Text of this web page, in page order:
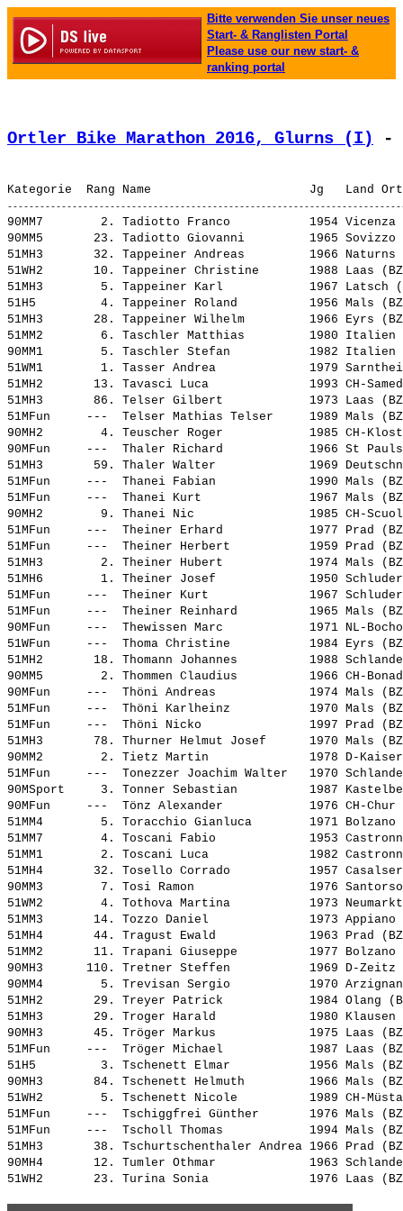
Bitte verwenden Sie unser neues
Start- & Ranglisten Portal
Please use our new start- &
ranking portal
Ortler Bike Marathon 2016, Glurns (I) -
90MM7        2. Tadiotto Franco
1954
90MM5       23. Tadiotto Giovanni
1965
51MH3       32. Tappeiner Andreas
1966
51WH2       10. Tappeiner Christine
1988 Laas
51MH3        5. Tappeiner Karl
1967
51H5         4. Tappeiner Roland
1956
51MH3       28. Tappeiner Wilhelm
1966
51MM2        6. Taschler Matthias
1980
90MM1        5. Taschler Stefan
1982
51WM1        1. Tasser Andrea
1979
51MH2       13. Tavasci Luca
1993 CH-
51MH3       86. Telser Gilbert
1973
51MFun     --- Telser Mathias Telser
1989
90MH2        4. Teuscher Roger
1985 CH-
90MFun     --- Thaler Richard
1966 St
51MH3       59. Thaler Walter
1969
51MFun     --- Thanei Fabian
1990
51MFun     --- Thanei Kurt
1967
90MH2        9. Thanei Nic
1985 CH-
51MFun     --- Theiner Erhard
1977
51MFun     --- Theiner Herbert
1959
51MH3        2. Theiner Hubert
1974 Mals
51MH6        1. Theiner Josef
1950
51MFun     --- Theiner Kurt
1967
51MFun     --- Theiner Reinhard
1965 Mals
90MFun     --- Thewissen Marc
1971 NL-
51WFun     --- Thoma Christine
1984
51MH2       18. Thomann Johannes
1988
90MM5        2. Thommen Claudius
1966 CH-
90MFun     --- Thöni Andreas
1974
51MFun     --- Thöni Karlheinz
1970
51MFun     --- Thöni Nicko
1997
51MH3       78. Thurner Helmut Josef
1970 Mals
90MM2        2. Tietz Martin
1978 D-
51MFun     --- Tonezzer Joachim Walter
1970
90MSport     3. Tonner Sebastian
1987
90MFun     --- Tönz Alexander
1976 CH-
51MM4        5. Toracchio Gianluca
1971
51MM7        4. Toscani Fabio
1953
51MM1        2. Toscani Luca
1982
51MH4       32. Tosello Corrado
1957
90MM3        7. Tosi Ramon
1976
51WM2        4. Tothova Martina
1973
51MM3       14. Tozzo Daniel
1973
51MH4       44. Tragust Ewald
1963 Prad
51MM2       11. Trapani Giuseppe
1977
90MH3      110. Tretner Steffen
1969 D-
90MM4        5. Trevisan Sergio
1970
51MH2       29. Treyer Patrick
1984
51MH3       29. Troger Harald
1980
90MH3       45. Tröger Markus
1975
51MFun     --- Tröger Michael
1987
51H5         3. Tschenett Elmar
1956
90MH3       84. Tschenett Helmuth
1966
51WH2        5. Tschenett Nicole
1989 CH-
51MFun     --- Tschiggfrei Günther
1976
51MFun     --- Tscholl Thomas
1994
51MH3       38. Tschurtschenthaler Andrea 1966
90MH4       12. Tumler Othmar
1963
51WH2       23. Turina Sonia 1976